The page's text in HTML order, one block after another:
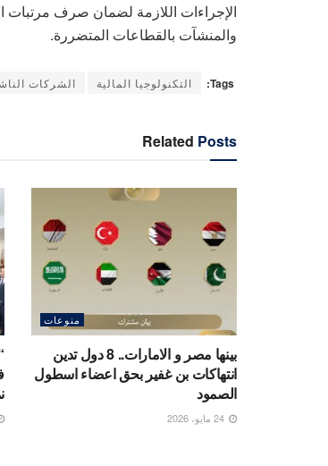
الإجراءات اللازمة لضمان صرف مرتبات
والمنشآت بالقطاعات المتضررة.
Tags: التكنولوجيا المالية الشركات
Related Posts
منوعات
بينها مصر و الامارات.. 8 دول تدين
انتهاكات بن غفير بحق اعضاء اسطول
الصمود